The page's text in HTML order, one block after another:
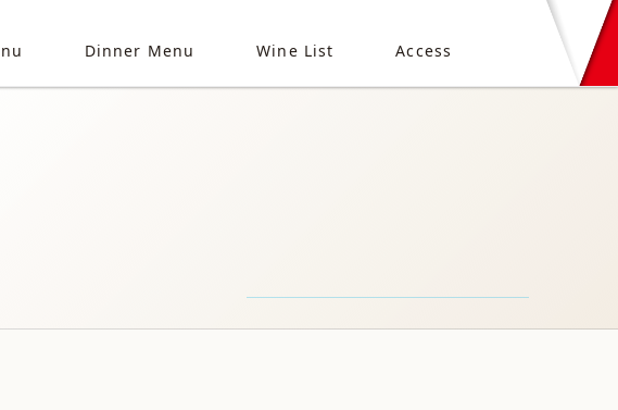
Dinner Menu Wine List Access